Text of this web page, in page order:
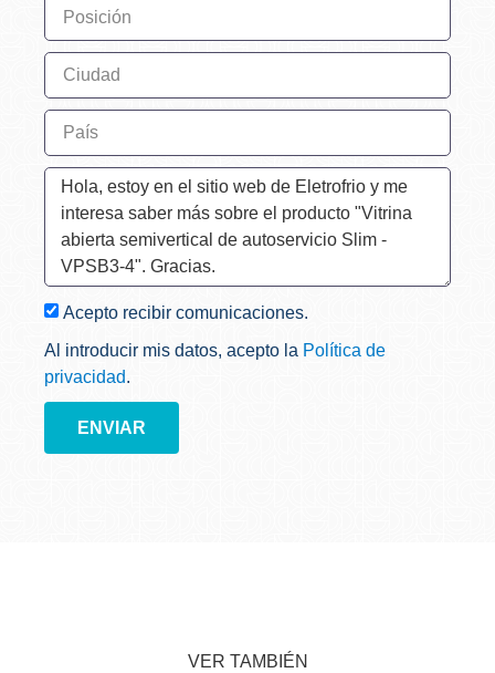
Acepto recibir comunicaciones.
Al introducir mis datos, acepto la Política de
privacidad.
ENVIAR
VER TAMBIÉN